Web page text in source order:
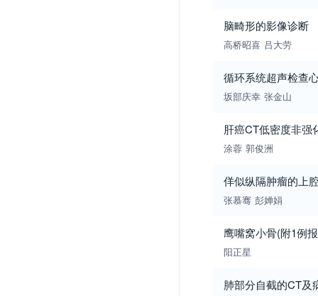
脑畸形的影像诊断
高桥昭喜 吕大劳
循环系统超声检查
坂部庆幸 张金山
肝癌CT低密度非强
涂蓉 郭俊洲
佯似纵隔肿瘤的上
张慕骞 彭婵娟
鹰嘴窝小骨(附1例
阳正星
肺部分自截的CT及